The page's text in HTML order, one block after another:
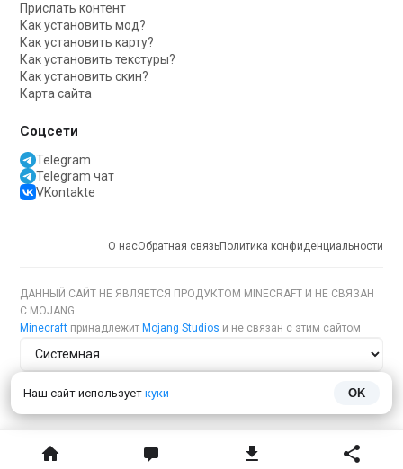
Наш сайт использует куки OK
Прислать контент
Как установить мод?
Как установить карту?
Как установить текстуры?
Как установить скин?
Карта сайта
Соцсети
Telegram
Telegram чат
VKontakte
О насОбратная связьПолитика конфиденциальности
ДАННЫЙ САЙТ НЕ ЯВЛЯЕТСЯ ПРОДУКТОМ MINECRAFT И НЕ СВЯЗАН
С MOJANG.
Minecraft принадлежит Mojang Studios и не связан с этим сайтом
Тема сайта
Язык сайта